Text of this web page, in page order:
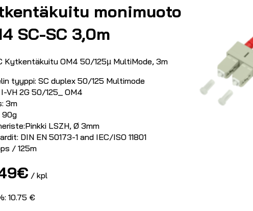
monimuoto
SC-SC 3,0m
Kytkentäkuitu OM4 50/125µ MultiMode, 3m
tyyppi: SC duplex 50/125 Multimode
VH 2G 50/125_ OM4
3m
90g
LSZH, Ø 3mm
DIN EN 50173-1 and IEC/ISO 11801
/ 125m
€ / kpl
10.75 €